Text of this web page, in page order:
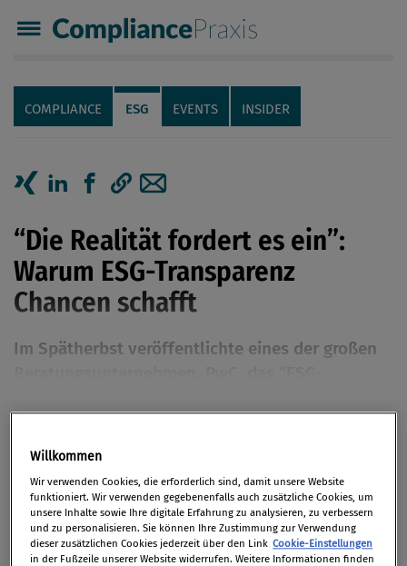
Compliance Praxis
Servicenavigation
Navigation
COMPLIANCE ESG EVENTS INSIDER
Seiteninhalt
“Die Realität fordert es ein”:
Warum ESG-Transparenz
Chancen schafft
Im Spätherbst veröffentlichte eines der großen
Ziele haben, schneiden besser ab.
VonMag. Christiane Jördens Bakk.
31. Januar 2025
Willkommen
Wir verwenden Cookies, die erforderlich sind, damit unsere Website
funktioniert. Wir verwenden gegebenenfalls auch zusätzliche Cookies, um
unsere Inhalte sowie Ihre digitale Erfahrung zu analysieren, zu verbessern
und zu personalisieren. Sie können Ihre Zustimmung zur Verwendung
dieser zusätzlichen Cookies jederzeit über den Link Cookie-Einstellungen
in der Fußzeile unserer Website widerrufen. Weitere Informationen finden